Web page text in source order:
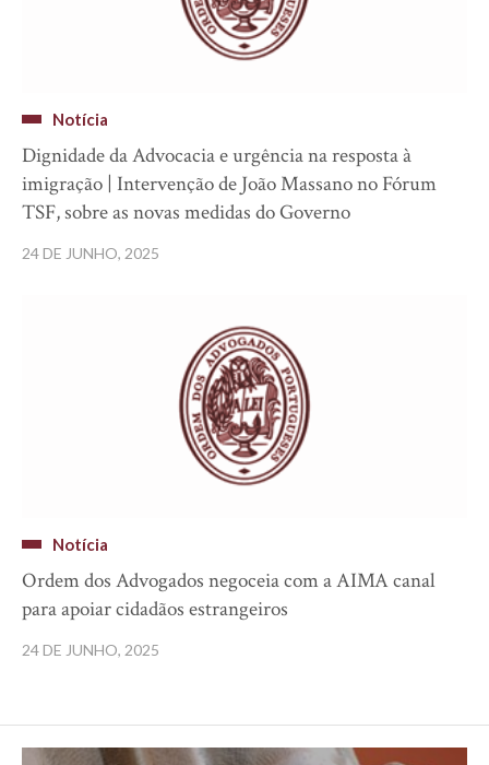
Notícia
Dignidade da Advocacia e urgência na resposta à
imigração | Intervenção de João Massano no Fórum
TSF, sobre as novas medidas do Governo
24 DE JUNHO, 2025
Notícia
Ordem dos Advogados negoceia com a AIMA canal
para apoiar cidadãos estrangeiros
24 DE JUNHO, 2025